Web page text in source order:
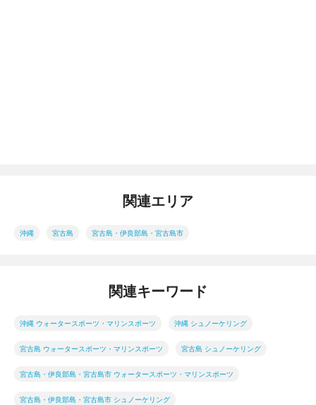
関連エリア
沖縄 宮古島 宮古島・伊良部島・宮古島市
関連キーワード
沖縄 ウォータースポーツ・マリンスポーツ 沖縄 シュノーケリング
宮古島 ウォータースポーツ・マリンスポーツ 宮古島 シュノーケリング
宮古島・伊良部島・宮古島市 ウォータースポーツ・マリンスポーツ
宮古島・伊良部島・宮古島市 シュノーケリング